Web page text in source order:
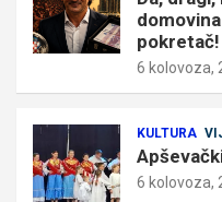
pokretač!
6 kolovoza,
KULTURA
6 kolovoza,